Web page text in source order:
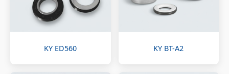
KY ED560 KY BT-A2